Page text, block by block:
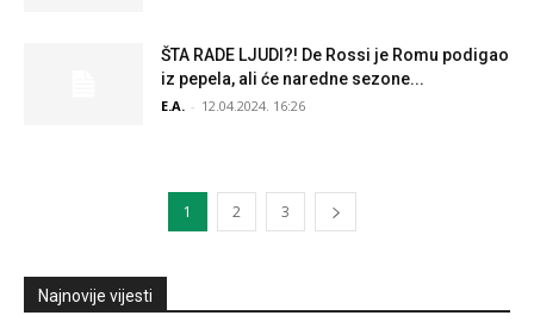
ŠTA RADE LJUDI?! De Rossi je Romu podigao
iz pepela, ali će naredne sezone...
E.A. - 12.04.2024. 16:26
1 2 3
Najnovije vijesti